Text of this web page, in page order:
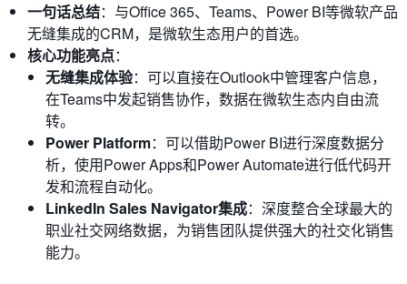
一句话总结：与Office 365、Teams、Power BI等微软产品
无缝集成的CRM，是微软生态用户的首选。
核心功能亮点：
无缝集成体验：可以直接在Outlook中管理客户信息，
在Teams中发起销售协作，数据在微软生态内自由流
转。
Power Platform：可以借助Power BI进行深度数据分
析，使用Power Apps和Power Automate进行低代码开
发和流程自动化。
LinkedIn Sales Navigator集成：深度整合全球最大的
职业社交网络数据，为销售团队提供强大的社交化销售
能力。